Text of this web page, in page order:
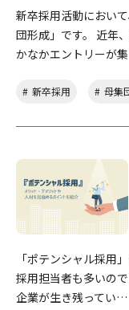
新卒採用活動におい
団形成」です。 近年
かなかエントリーが
新卒採用 母集
「ポテンシャル採用
採用担当者も多いの
企業が生き残ってい…